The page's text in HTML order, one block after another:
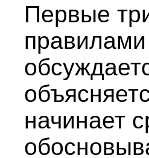
Первые
начинает